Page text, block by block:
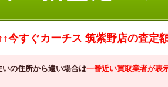
今すぐカーチス 筑紫野店の査定
いの住所から遠い場合は一番近い買取業者が表